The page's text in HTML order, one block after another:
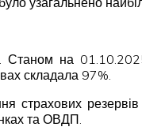
Станом на
складала 97%.
страхових
та ОВДП.